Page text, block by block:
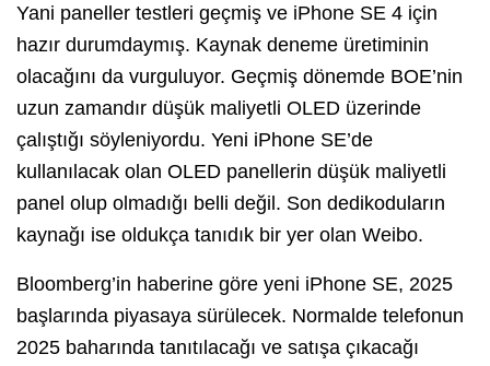
Yani paneller testleri geçmiş ve iPhone SE 4 için
hazır durumdaymış. Kaynak deneme üretiminin
olacağını da vurguluyor. Geçmiş dönemde BOE’nin
uzun zamandır düşük maliyetli OLED üzerinde
çalıştığı söyleniyordu. Yeni iPhone SE’de
kullanılacak olan OLED panellerin düşük maliyetli
panel olup olmadığı belli değil. Son dedikoduların
kaynağı ise oldukça tanıdık bir yer olan Weibo.
Bloomberg’in haberine göre yeni iPhone SE, 2025
başlarında piyasaya sürülecek. Normalde telefonun
2025 baharında tanıtılacağı ve satışa çıkacağı